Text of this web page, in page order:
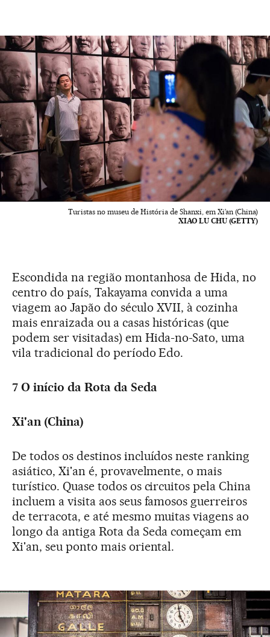
Turistas no museu de História de Shanxi, em Xi’an (China)
XIAO LU CHU (GETTY)
Escondida na região montanhosa de Hida, no
centro do país, Takayama convida a uma
viagem ao Japão do século XVII, à cozinha
mais enraizada ou a casas históricas (que
podem ser visitadas) em Hida-no-Sato, uma
vila tradicional do período Edo.
7 O início da Rota da Seda
Xi'an (China)
De todos os destinos incluídos neste ranking
asiático, Xi'an é, provavelmente, o mais
turístico. Quase todos os circuitos pela China
incluem a visita aos seus famosos guerreiros
de terracota, e até mesmo muitas viagens ao
longo da antiga Rota da Seda começam em
Xi'an, seu ponto mais oriental.